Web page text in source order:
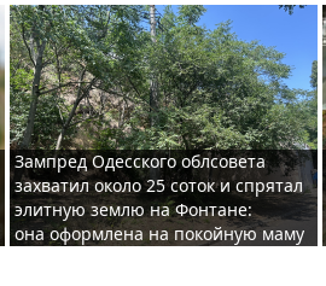
Зампред Одесского облсовета
захватил около 25 соток и спрятал
элитную землю на Фонтане:
она оформлена на покойную маму